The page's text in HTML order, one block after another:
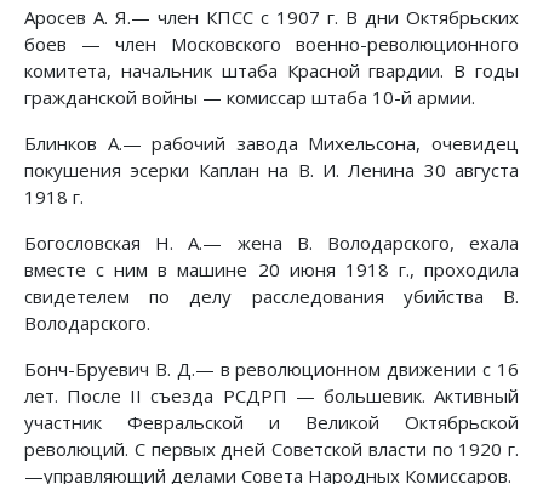
Аросев А. Я.— член КПСС с 1907 г. В дни Октябрьских
боев — член Московского военно-революционного
комитета, начальник штаба Красной гвардии. В годы
гражданской войны — комиссар штаба 10-й армии.
Блинков А.— рабочий завода Михельсона, очевидец
покушения эсерки Каплан на В. И. Ленина 30 августа
1918 г.
Богословская Н. А.— жена В. Володарского, ехала
вместе с ним в машине 20 июня 1918 г., проходила
свидетелем по делу расследования убийства В.
Володарского.
Бонч-Бруевич В. Д.— в революционном движении с 16
лет. После II съезда РСДРП — большевик. Активный
участник Февральской и Великой Октябрьской
революций. С первых дней Советской власти по 1920 г.
—управляющий делами Совета Народных Комиссаров.